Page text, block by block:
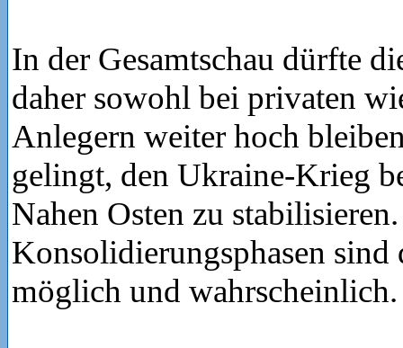
In der Gesamtschau dürfte
daher sowohl bei privaten
Anlegern weiter hoch
gelingt, den Ukraine-Krieg
Nahen Osten zu
Konsolidierungsphasen sind
möglich und wahrscheinlich.